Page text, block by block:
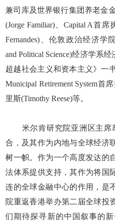
兼司库及世界银行集团养老金
(Jorge Familiar)、Capital A首
Fernandes)、伦敦政治经济学
and Political Science)经济学系
超越社会主义和资本主义》一
Municipal Retirement System
里斯(Timothy Reese)等。
米尔肯研究院亚洲区主席
合，及其作为内地与全球经济
树一帜。作为一个高度发达的
法体系提供支持，其作为将国
连的全球金融中心的作用，是
院重返香港举办第二届全球投
们期待探寻新的中国叙事的